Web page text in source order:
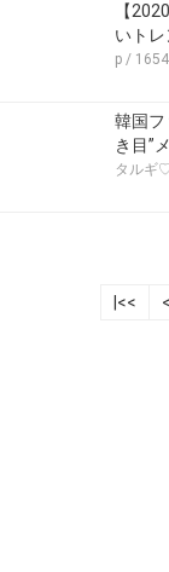
【
いト
p /
韓国
き目”
タルギ
|<< <